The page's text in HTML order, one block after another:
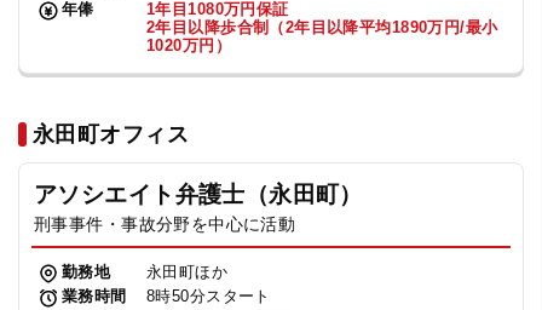
年俸
1年目1080万円保証
2年目以降歩合制（2年目以降平均1890万円/最小
1020万円）
永田町オフィス
アソシエイト弁護士（永田町）
刑事事件・事故分野を中心に活動
勤務地
永田町ほか
業務時間
8時50分スタート